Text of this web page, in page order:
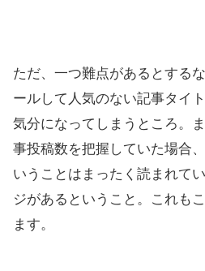
ただ、一つ難点があるとする
ールして人気のない記事タイ
気分になってしまうところ。
事投稿数を把握していた場合
いうことはまったく読まれて
ジがあるということ。これも
ます。